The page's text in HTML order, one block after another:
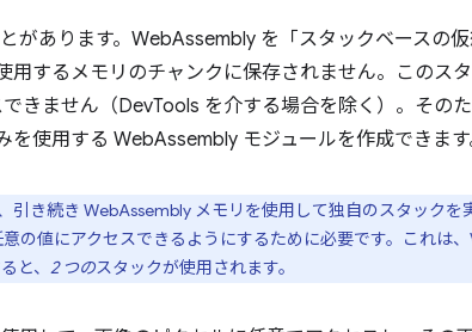
があります。WebAssembly を「スタックベースの仮
用するメモリのチャンクに保存されません。このス
きません（DevTools を介する場合を除く）。その
を使用する WebAssembly モジュールを作成できます
引き続き WebAssembly メモリを使用して独自のスタック
の値にアクセスできるようにするために必要です。これは
と、 2 つのスタックが使用されます。